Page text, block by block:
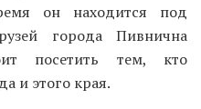
он находится под
города Пивнична
посетить тем, кто
и этого края.